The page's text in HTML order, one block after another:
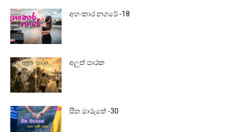
අහංකාර නගරේ -18
අලුත් පාරක
සීත මාරුතේ -30